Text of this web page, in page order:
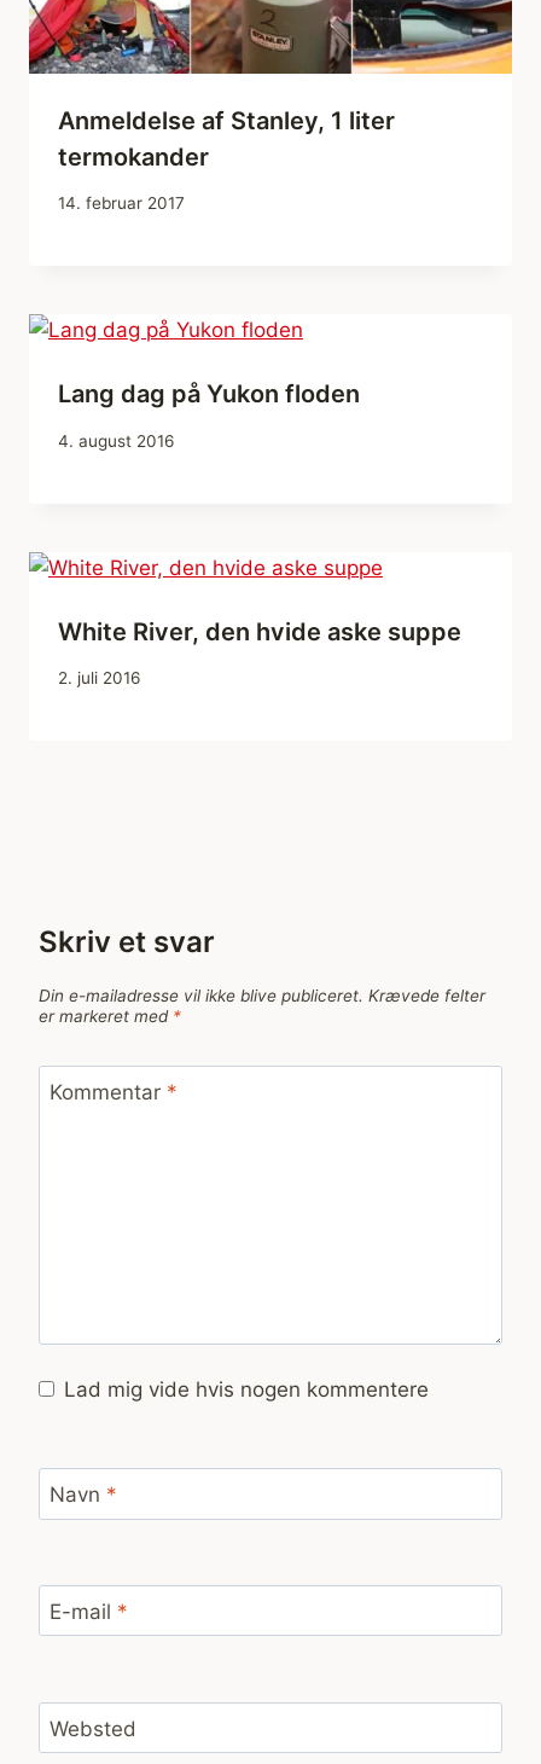
Anmeldelse af Stanley, 1 liter
termokander
14. februar 2017
Lang dag på Yukon floden
4. august 2016
White River, den hvide aske suppe
2. juli 2016
Skriv et svar
Din e-mailadresse vil ikke blive publiceret. Krævede felter
er markeret med *
Kommentar *
Lad mig vide hvis nogen kommentere
Navn *
E-mail *
Websted